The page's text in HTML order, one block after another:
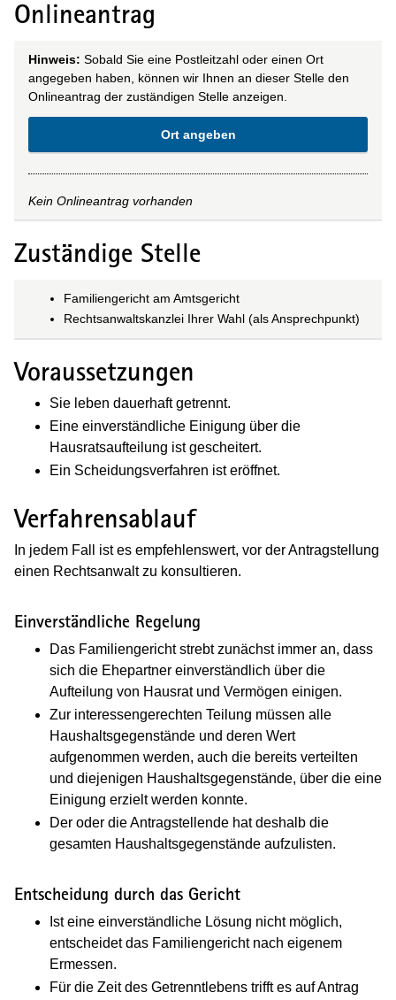
Onlineantrag
Hinweis: Sobald Sie eine Postleitzahl oder einen Ort
angegeben haben, können wir Ihnen an dieser Stelle den
Onlineantrag der zuständigen Stelle anzeigen.
Ort angeben
Kein Onlineantrag vorhanden
Zuständige Stelle
Familiengericht am Amtsgericht
Rechtsanwaltskanzlei Ihrer Wahl (als Ansprechpunkt)
Voraussetzungen
Sie leben dauerhaft getrennt.
Eine einverständliche Einigung über die
Hausratsaufteilung ist gescheitert.
Ein Scheidungsverfahren ist eröffnet.
Verfahrensablauf
In jedem Fall ist es empfehlenswert, vor der Antragstellung
einen Rechtsanwalt zu konsultieren.
Einverständliche Regelung
Das Familiengericht strebt zunächst immer an, dass
sich die Ehepartner einverständlich über die
Aufteilung von Hausrat und Vermögen einigen.
Zur interessengerechten Teilung müssen alle
Haushaltsgegenstände und deren Wert
aufgenommen werden, auch die bereits verteilten
und diejenigen Haushaltsgegenstände, über die eine
Einigung erzielt werden konnte.
Der oder die Antragstellende hat deshalb die
gesamten Haushaltsgegenstände aufzulisten.
Entscheidung durch das Gericht
Ist eine einverständliche Lösung nicht möglich,
entscheidet das Familiengericht nach eigenem
Ermessen.
Für die Zeit des Getrenntlebens trifft es auf Antrag